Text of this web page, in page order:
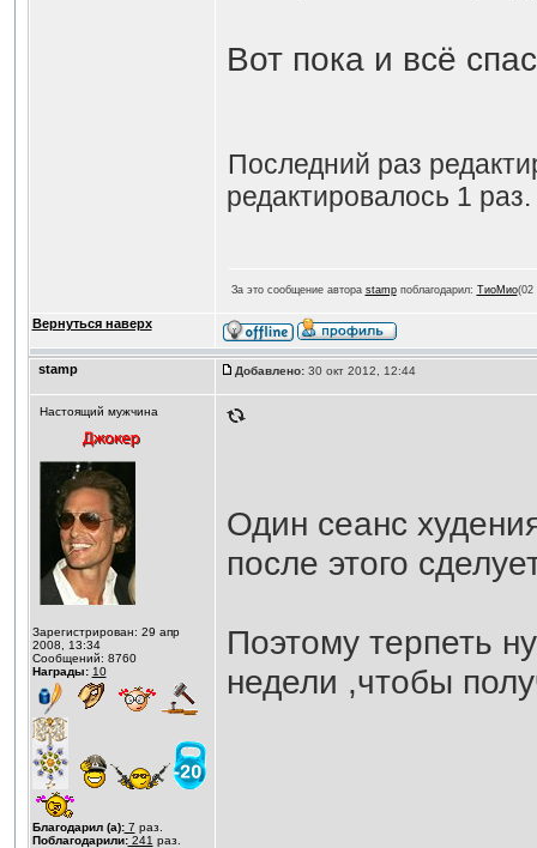
Вот пока и всё
Последний раз
редактировалось 1 раз.
За это сообщение автора stampпоблагодарил: ТиоМио(02
Вернуться наверх
stamp Добавлено:30 окт 2012, 12:44
Настоящий мужчина
Зарегистрирован: 29 апр
2008, 13:34
Сообщений: 8760
Награды: 10
Благодарил (а):7 раз.
Поблагодарили:241 раз.
Один сеанс
после этого
Поэтому терпеть
недели ,чтобы